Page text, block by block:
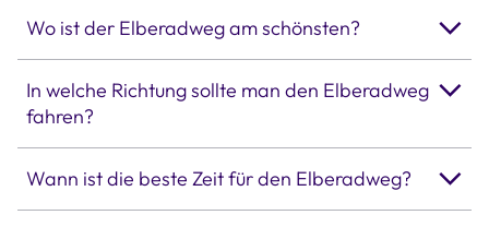
Wo ist der Elberadweg am schönsten?
In welche Richtung sollte man den Elberadweg
fahren?
Wann ist die beste Zeit für den Elberadweg?